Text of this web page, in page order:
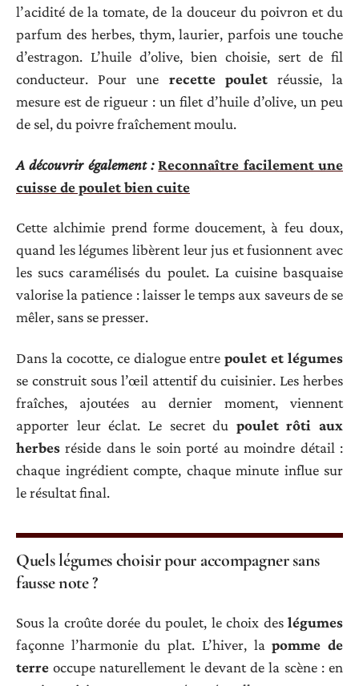
l’acidité de la tomate, de la douceur du poivron et du
parfum des herbes, thym, laurier, parfois une touche
d’estragon. L’huile d’olive, bien choisie, sert de fil
conducteur. Pour une recette pouletréussie, la
mesure est de rigueur : un filet d’huile d’olive, un peu
de sel, du poivre fraîchement moulu.
A découvrir également : Reconnaître facilement une
cuisse de poulet bien cuite
Cette alchimie prend forme doucement, à feu doux,
quand les légumes libèrent leur jus et fusionnent avec
les sucs caramélisés du poulet. La cuisine basquaise
valorise la patience : laisser le temps aux saveurs de se
mêler, sans se presser.
Dans la cocotte, ce dialogue entrepoulet et légumes
se construit sous l’œil attentif du cuisinier. Les herbes
fraîches, ajoutées au dernier moment, viennent
apporter leur éclat. Le secret du poulet rôti aux
herbes réside dans le soin porté au moindre détail :
chaque ingrédient compte, chaque minute influe sur
le résultat final.
Quels légumes choisir pour accompagner sans
fausse note ?
Sous la croûte dorée du poulet, le choix des légumes
façonne l’harmonie du plat. L’hiver, lapomme de
terre occupe naturellement le devant de la scène : en